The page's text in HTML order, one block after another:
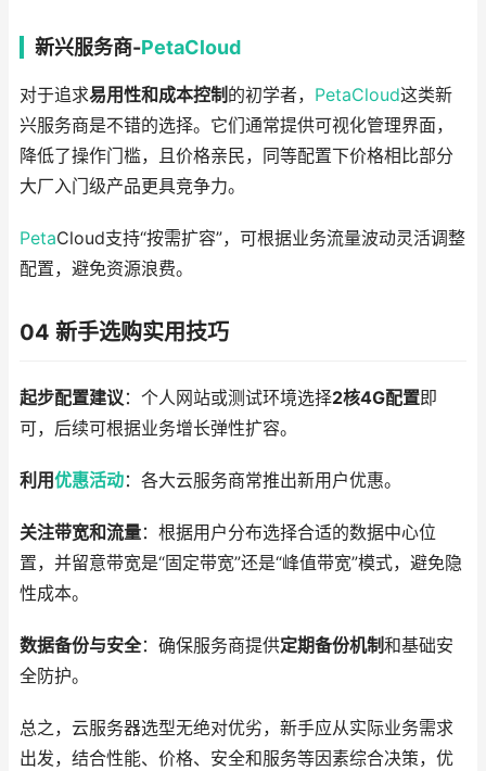
新兴服务商-PetaCloud
对于追求易用性和成本控制 的初学者， PetaCloud这类新
兴服务商是不错的选择。它们通常提供可视化管理界面，
降低了操作门槛，且价格亲民，同等配置下价格相比部分
大厂入门级产品更具竞争力。
PetaCloud支持“按需扩容”，可根据业务流量波动灵活调整
配置，避免资源浪费。
04 新手选购实用技巧
起步配置建议：个人网站或测试环境选择2核4G配置即
可，后续可根据业务增长弹性扩容。
利用优惠活动：各大云服务商常推出新用户优惠。
关注带宽和流量：根据用户分布选择合适的数据中心位
置，并留意带宽是“固定带宽”还是“峰值带宽”模式，避免隐
性成本。
数据备份与安全：确保服务商提供定期备份机制和基础安
全防护。
总之，云服务器选型无绝对优劣，新手应从实际业务需求
出发，结合性能、价格、安全和服务等因素综合决策，优